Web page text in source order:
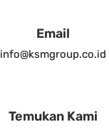
Email
info@ksmgroup.co.id
Temukan Kami